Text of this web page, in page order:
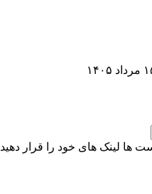
ها لینک های خود را قرار دهید